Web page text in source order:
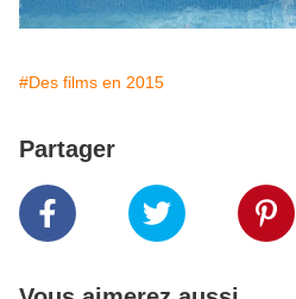
#Des films en 2015
Partager